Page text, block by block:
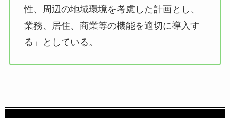
性、周辺の地域環境を考慮した計画とし、
業務、居住、商業等の機能を適切に導入す
る」としている。